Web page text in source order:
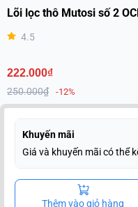
Lõi lọc thô Mutosi số 2
4.5
222.000₫
250.000₫ -12%
Khuyến mãi
Giá và khuyến mãi có thể
Thêm vào giỏ hàng